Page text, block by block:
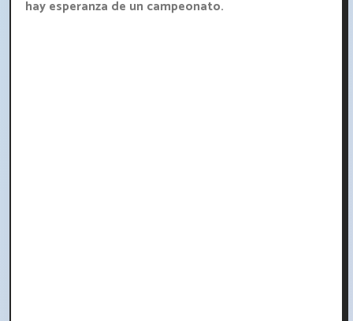
hay esperanza de un campeonato.